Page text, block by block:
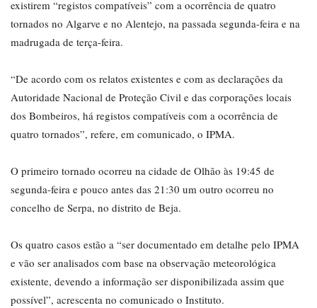
existirem “registos compatíveis” com a ocorrência de quatro
tornados no Algarve e no Alentejo, na passada segunda-feira e na
madrugada de terça-feira.
“De acordo com os relatos existentes e com as declarações da
Autoridade Nacional de Proteção Civil e das corporações locais
dos Bombeiros, há registos compatíveis com a ocorrência de
quatro tornados”, refere, em comunicado, o IPMA.
O primeiro tornado ocorreu na cidade de Olhão às 19:45 de
segunda-feira e pouco antes das 21:30 um outro ocorreu no
concelho de Serpa, no distrito de Beja.
Os quatro casos estão a “ser documentado em detalhe pelo IPMA
e vão ser analisados com base na observação meteorológica
existente, devendo a informação ser disponibilizada assim que
possível”, acrescenta no comunicado o Instituto.